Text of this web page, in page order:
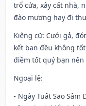
trổ cửa, xây cất nhà,
đào mương hay đi
Kiêng cữ: Cưới gả,
kết bạn đều không
điềm tốt quý bạn
Ngoại lệ:
- Ngày Tuất Sao